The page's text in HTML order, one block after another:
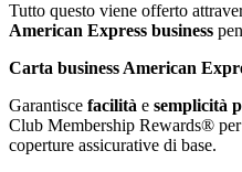
Tutto questo viene offerto
American Express business
Carta business American
Garantisce facilità e semplicità
Club Membership Rewards®
coperture assicurative di base.